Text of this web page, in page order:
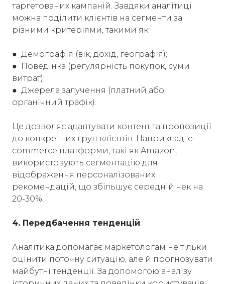
таргетованих кампаній. Завдяки аналітиці
можна поділити клієнтів на сегменти за
різними критеріями, такими як:
● Демографія (вік, дохід, географія);
● Поведінка (регулярність покупок, суми
витрат);
● Джерела залучення (платний або
органічний трафік).
Це дозволяє адаптувати контент та пропозиції
до конкретних груп клієнтів. Наприклад, e-
commerce платформи, такі як Amazon,
використовують сегментацію для
відображення персоналізованих
рекомендацій, що збільшує середній чек на
20-30%.
4. Передбачення тенденцій
Аналітика допомагає маркетологам не тільки
оцінити поточну ситуацію, але й прогнозувати
майбутні тенденції. За допомогою аналізу